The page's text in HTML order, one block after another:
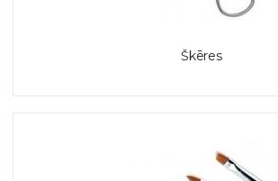
Škēres